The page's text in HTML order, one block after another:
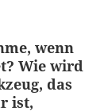
wenn
Wie wird
das
ist,